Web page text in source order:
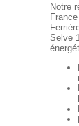
Notre
Selve